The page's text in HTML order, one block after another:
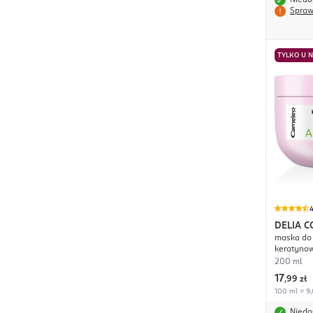
TYLKO U
DELIA
Expert
maska
200 ml
17,99 zł
100 ml =